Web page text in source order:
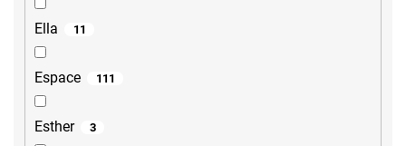
Ella 11
Espace 111
Esther 3